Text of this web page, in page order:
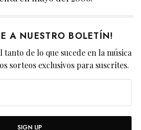
A NUESTRO BOLETÍN!
de lo que sucede en la música
sorteos exclusivos para suscrites.
SIGN UP